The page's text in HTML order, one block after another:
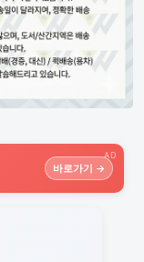
AD
바로가기 →